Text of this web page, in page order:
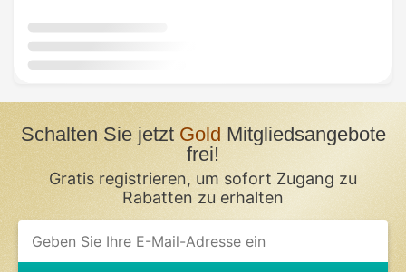
Schalten Sie jetzt Gold Mitgliedsangebote
frei!
Gratis registrieren, um sofort Zugang zu
Rabatten zu erhalten
If
you